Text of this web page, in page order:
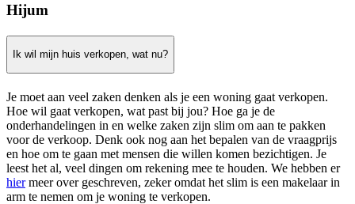
Hijum
Ik wil mijn huis verkopen, wat nu?
Je moet aan veel zaken denken als je een woning gaat verkopen.
Hoe wil gaat verkopen, wat past bij jou? Hoe ga je de
onderhandelingen in en welke zaken zijn slim om aan te pakken
voor de verkoop. Denk ook nog aan het bepalen van de vraagprijs
en hoe om te gaan met mensen die willen komen bezichtigen. Je
leest het al, veel dingen om rekening mee te houden. We hebben er
hiermeer over geschreven, zeker omdat het slim is een makelaar in
arm te nemen om je woning te verkopen.